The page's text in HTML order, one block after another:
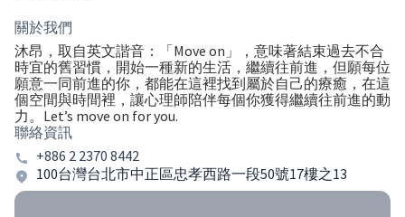
關於我們
沐昂，取自英文諧音：「Move on」，意味著結束過去不合
時宜的舊習慣，開始一種新的生活，繼續往前進，但願每位
願意一同前進的你，都能在這裡找到屬於自己的療癒，在這
個空間與時間裡，讓心理師陪伴每個你獲得繼續往前進的動
力。Let’s move on for you.
聯絡資訊
+886 2 2370 8442
100台灣台北市中正區忠孝西路一段50號17樓之13